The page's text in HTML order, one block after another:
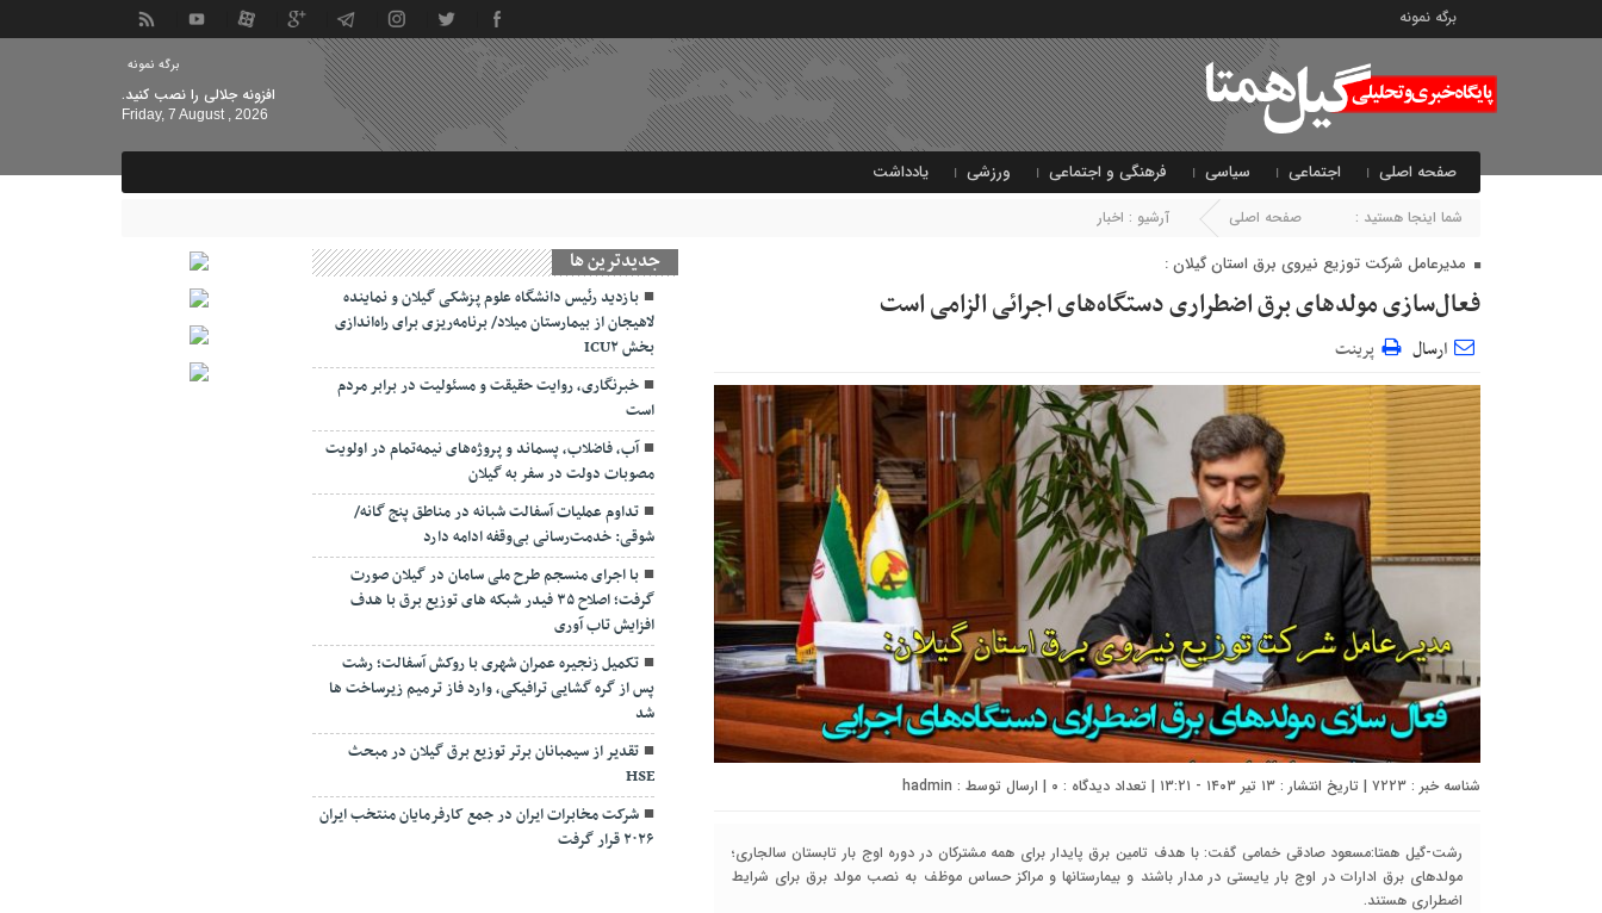
برگه نمونه
برگه نمونه
افزونه جلالی را نصب کنید.
Friday, 7 August , 2026
صفحه اصلی اجتماعی سیاسی فرهنگی و اجتماعی ورزشی یادداشت
شما اینجا هستید : صفحه اصلی آرشیو : اخبار
مديرعامل شرکت توزیع نیروی برق استان گیلان :
فعال‌سازی مولد‌های برق اضطراری دستگاه‌های اجرائی الزامی است
ارسال پرینت
شناسه خبر : ۷۲۲۳ | تاریخ انتشار : ۱۳ تیر ۱۴۰۳ - ۱۳:۲۱ | تعداد دیدگاه : ۰ | ارسال توسط : hadmin
رشت-گیل همتا:مسعود صادقی خمامی گفت: با هدف تامين برق پايدار براي همه مشتركان در دوره اوج بار تابستان سالجاری؛
مولدهای برق ادارات در اوج بار یایستی در مدار باشند و بيمارستانها و مراكز حساس موظف به نصب مولد برق برای شرایط
اضطراری هستند.
جديدترين ها
بازدید رئیس دانشگاه علوم پزشکی گیلان و نماینده
لاهیجان از بیمارستان میلاد/ برنامه‌ریزی برای راه‌اندازی
بخش ICU۲
خبرنگاری، روایت حقیقت و مسئولیت‌ در برابر مردم
است
آب، فاضلاب، پسماند و پروژه‌های نیمه‌تمام در اولویت
مصوبات دولت در سفر به گیلان
تداوم عملیات آسفالت‌ شبانه در مناطق پنج گانه/
شوقی: خدمت‌رسانی بی‌وقفه ادامه دارد
با اجرای منسجم طرح ملی سامان در گیلان صورت
گرفت؛ اصلاح ۳۵ فیدر شبکه های توزیع برق با هدف
افزایش تاب آوری
تکمیل زنجیره عمران شهری با روکش آسفالت؛ رشت
پس از گره گشایی ترافیکی، وارد فاز ترمیم زیرساخت ها
شد
تقدیر از سیمبانان برتر توزیع برق گیلان در مبحث
HSE
شرکت مخابرات ایران در جمع کارفرمایان منتخب ایران
۲۰۲۶ قرار گرفت